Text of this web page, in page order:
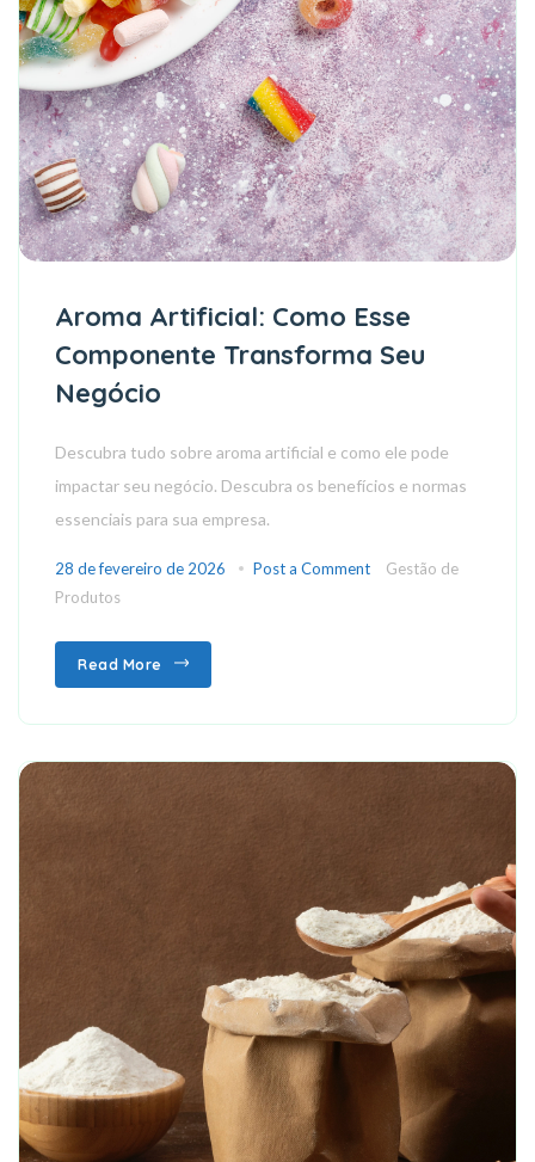
Aroma Artificial: Como Esse
Componente Transforma Seu
Negócio
Descubra tudo sobre aroma artificial e como ele pode
impactar seu negócio. Descubra os benefícios e normas
essenciais para sua empresa.
28 de fevereiro de 2026 Post a Comment
Gestão de
Produtos
Read More